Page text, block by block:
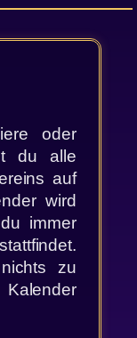
oder
du alle
auf
wird
immer
zu